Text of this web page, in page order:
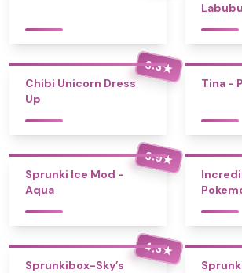
Labubu
3.3★
Chibi Unicorn Dress
Up
Tina -
3.9★
Sprunki Ice Mod -
Aqua
4.3★
Sprunkibox-Sky’s